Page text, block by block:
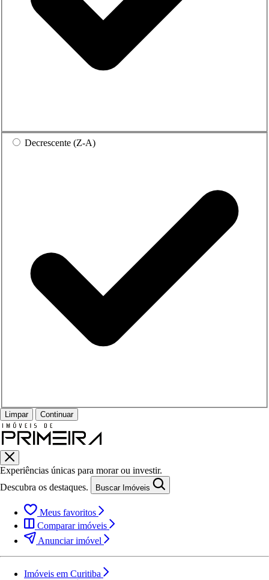
Decrescente (Z-A)
Limpar Continuar
Experiências únicas para morar ou investir.
Descubra os destaques.
Buscar Imóveis
Meus favoritos
Comparar imóveis
Anunciar imóvel
Imóveis em Curitiba